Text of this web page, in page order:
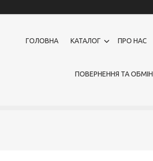
ГОЛОВНА КАТАЛОГ ПРО НАС
ПОВЕРНЕННЯ ТА ОБМІН